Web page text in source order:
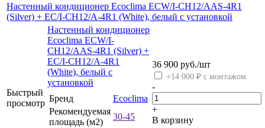
Настенный кондиционер Ecoclima ECW/I-CH12/AAS-4R1
(Silver) + EC/I-CH12/A-4R1 (White), белый с установкой
Быстрый
просмотр
Настенный кондиционер
Ecoclima ECW/I-
CH12/AAS-4R1 (Silver) +
EC/I-CH12/A-4R1
(White), белый с
установкой
Бренд
Ecoclima
Рекомендуемая
площадь (м2)
30-45
36 900 руб./шт
+14 000 ₽ с монтажом
-
+
В корзину